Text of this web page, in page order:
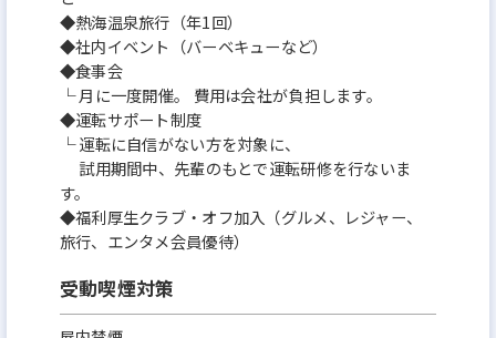
◆熱海温泉旅行（年1回）
◆社内イベント（バーベキューなど）
◆食事会
└ 月に一度開催。 費用は会社が負担します。
◆運転サポート制度
└ 運転に自信がない方を対象に、
試用期間中、先輩のもとで運転研修を行ないま
す。
◆福利厚生クラブ・オフ加入（グルメ、レジャー、
旅行、エンタメ会員優待）
受動喫煙対策